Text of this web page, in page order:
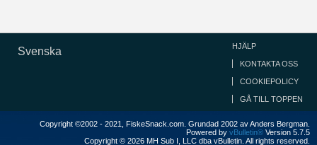
Svenska HJÄLP
KONTAKTA OSS
COOKIEPOLICY
GÅ TILL TOPPEN
Copyright ©2002 - 2021, FiskeSnack.com. Grundad 2002 av Anders Bergman.
Powered by vBulletin® Version 5.7.5
Copyright © 2026 MH Sub I, LLC dba vBulletin. All rights reserved.